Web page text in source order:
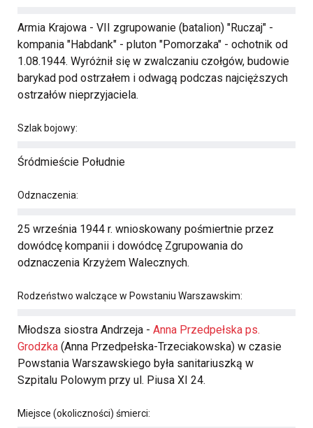
Armia Krajowa - VII zgrupowanie (batalion) "Ruczaj" -
kompania "Habdank" - pluton "Pomorzaka" - ochotnik od
1.08.1944. Wyróżnił się w zwalczaniu czołgów, budowie
barykad pod ostrzałem i odwagą podczas najcięższych
ostrzałów nieprzyjaciela.
Szlak bojowy:
Śródmieście Południe
Odznaczenia:
25 września 1944 r. wnioskowany pośmiertnie przez
dowódcę kompanii i dowódcę Zgrupowania do
odznaczenia Krzyżem Walecznych.
Rodzeństwo walczące w Powstaniu Warszawskim:
Młodsza siostra Andrzeja - Anna Przedpełska ps.
Grodzka (Anna Przedpełska-Trzeciakowska) w czasie
Powstania Warszawskiego była sanitariuszką w
Szpitalu Polowym przy ul. Piusa XI 24.
Miejsce (okoliczności) śmierci: